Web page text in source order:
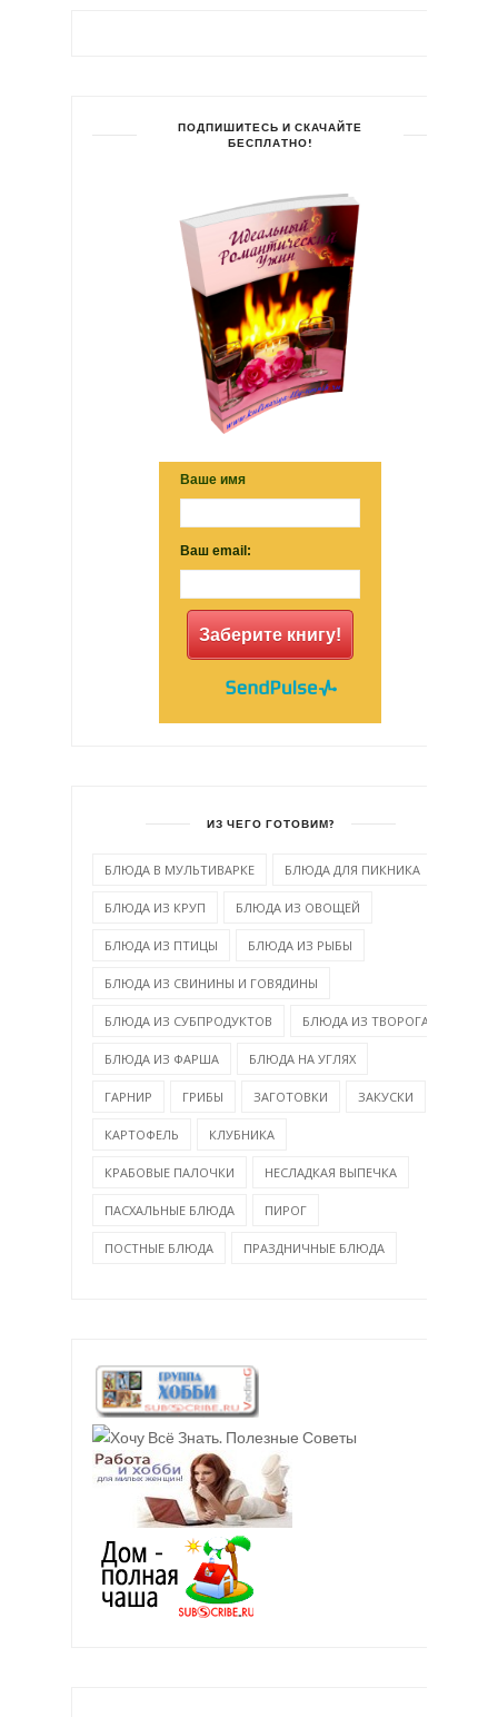
ПОДПИШИТЕСЬ И СКАЧАЙТЕ
БЕСПЛАТНО!
Ваше имя
Ваш email:
Заберите книгу!
ИЗ ЧЕГО ГОТОВИМ?
БЛЮДА В МУЛЬТИВАРКЕ БЛЮДА ДЛЯ ПИКНИКА
БЛЮДА ИЗ КРУП БЛЮДА ИЗ ОВОЩЕЙ
БЛЮДА ИЗ ПТИЦЫ БЛЮДА ИЗ РЫБЫ
БЛЮДА ИЗ СВИНИНЫ И ГОВЯДИНЫ
БЛЮДА ИЗ СУБПРОДУКТОВ БЛЮДА ИЗ ТВОРОГА
БЛЮДА ИЗ ФАРША БЛЮДА НА УГЛЯХ
ГАРНИР ГРИБЫ ЗАГОТОВКИ ЗАКУСКИ
КАРТОФЕЛЬ КЛУБНИКА
КРАБОВЫЕ ПАЛОЧКИ НЕСЛАДКАЯ ВЫПЕЧКА
ПАСХАЛЬНЫЕ БЛЮДА ПИРОГ
ПОСТНЫЕ БЛЮДА ПРАЗДНИЧНЫЕ БЛЮДА